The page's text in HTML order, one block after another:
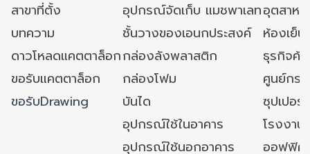
สาขาที่ตั้ง
อุปกรณ์จัดเก็บ แมชพาเลทอุตสาหก
บทความ
ชั้นวางของเอนกประสงค์
ห้องเย็
ดาวโหลดแคตตาล็อกกล่องลังพลาสติก
ธุรกิจค้
ขอรับแคตตาล็อก
กล่องโฟม
ศูนย์กร
ขอรับDrawing
บันได
ซุปเปอ
อุปกรณ์ใช้ในอาคาร
โรงงา
อุปกรณ์ใช้นอกอาคาร
ออฟฟิศ/